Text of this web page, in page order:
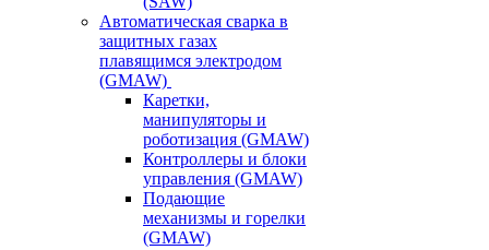
Автоматическая сварка в
защитных газах
плавящимся электродом
(GMAW)
Каретки,
манипуляторы и
роботизация (GMAW)
Контроллеры и блоки
управления (GMAW)
Подающие
механизмы и горелки
(GMAW)